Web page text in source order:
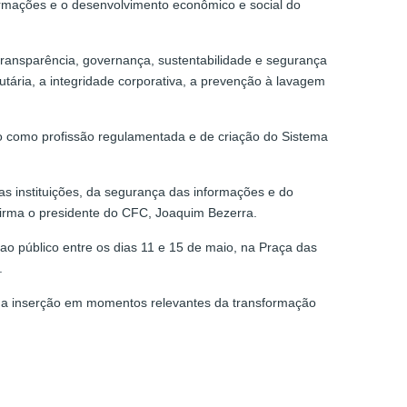
e o desenvolvimento econômico e social do
governança, sustentabilidade e segurança
a integridade corporativa, a prevenção à lavagem
profissão regulamentada e de criação do Sistema
instituições, da segurança das informações e do
o presidente do CFC, Joaquim Bezerra.
público entre os dias 11 e 15 de maio, na Praça das
inserção em momentos relevantes da transformação